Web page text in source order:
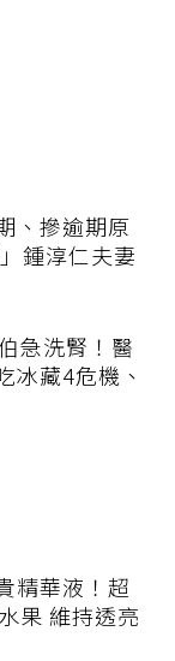
、摻逾期原
鍾淳仁夫妻
急洗腎！醫
冰藏4危機、
精華液！超
果 維持透亮